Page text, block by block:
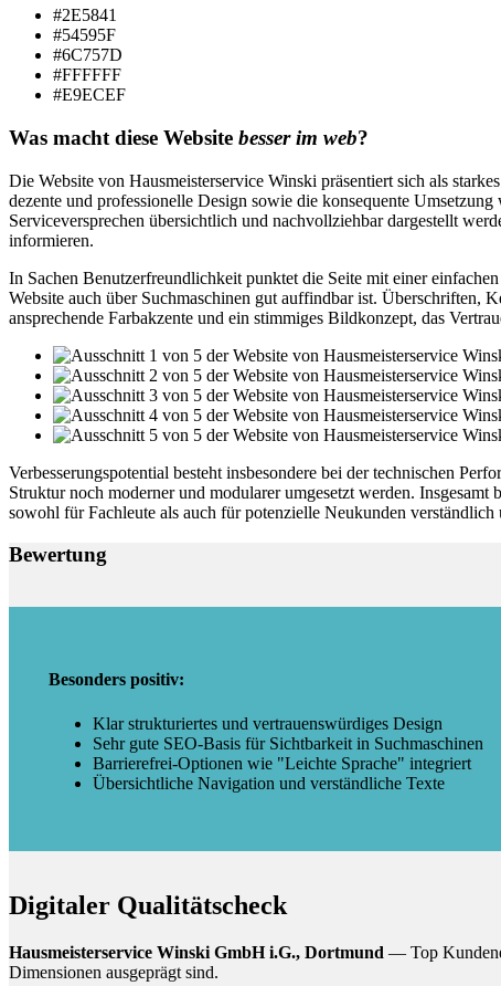
#2E5841
#54595F
#6C757D
#FFFFFF
#E9ECEF
Was macht diese Website besser im web?
Die Website von Hausmeisterservice Winski präsentiert sich als
dezente und professionelle Design sowie die konsequente
Serviceversprechen übersichtlich und nachvollziehbar dargestellt
informieren.
In Sachen Benutzerfreundlichkeit punktet die Seite mit einer
Website auch über Suchmaschinen gut auffindbar ist. Überschriften,
ansprechende Farbakzente und ein stimmiges Bildkonzept, das
Verbesserungspotential besteht insbesondere bei der technischen
Struktur noch moderner und modularer umgesetzt werden.
sowohl für Fachleute als auch für potenzielle Neukunden verständlich
Bewertung
Besonders positiv:
Klar strukturiertes und vertrauenswürdiges Design
Sehr gute SEO-Basis für Sichtbarkeit in Suchmaschinen
Barrierefrei-Optionen wie "Leichte Sprache" integriert
Übersichtliche Navigation und verständliche Texte
Digitaler Qualitätscheck
Hausmeisterservice Winski GmbH i.G., Dortmund — Top
Dimensionen ausgeprägt sind.